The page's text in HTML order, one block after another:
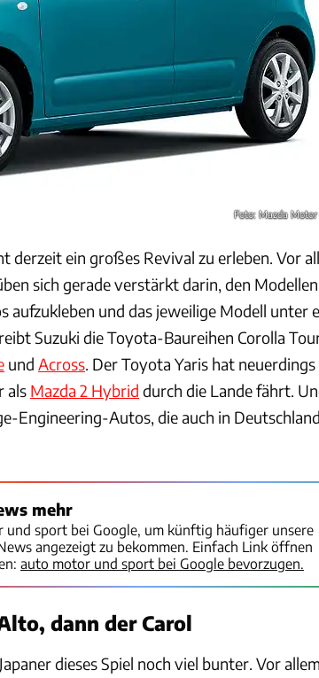
Foto: Mazda
derzeit ein großes Revival zu erleben. Vor
sich gerade verstärkt darin, den Modellen
aufzukleben und das jeweilige Modell unter
Suzuki die Toyota-Baureihen Corolla
und Across . Der Toyota Yaris hat neuerdings
als Mazda 2 Hybrid durch die Lande fährt.
Engineering-Autos, die auch in Deutschland
mehr
und sport bei Google, um künftig häufiger unsere
angezeigt zu bekommen. Einfach Link öffnen
auto motor und sport bei Google bevorzugen.
dann der Carol
dieses Spiel noch viel bunter. Vor